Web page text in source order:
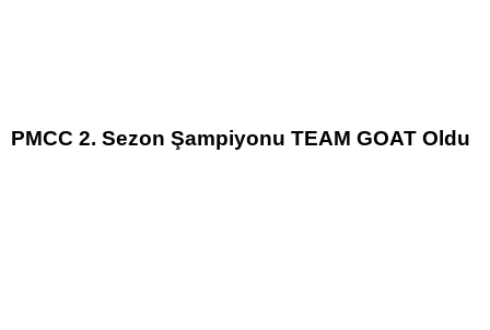
PMCC 2. Sezon Şampiyonu TEAM GOAT Oldu